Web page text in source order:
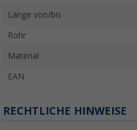
Länge von/bis
Rohr
Material
EAN
RECHTLICHE HINWEISE